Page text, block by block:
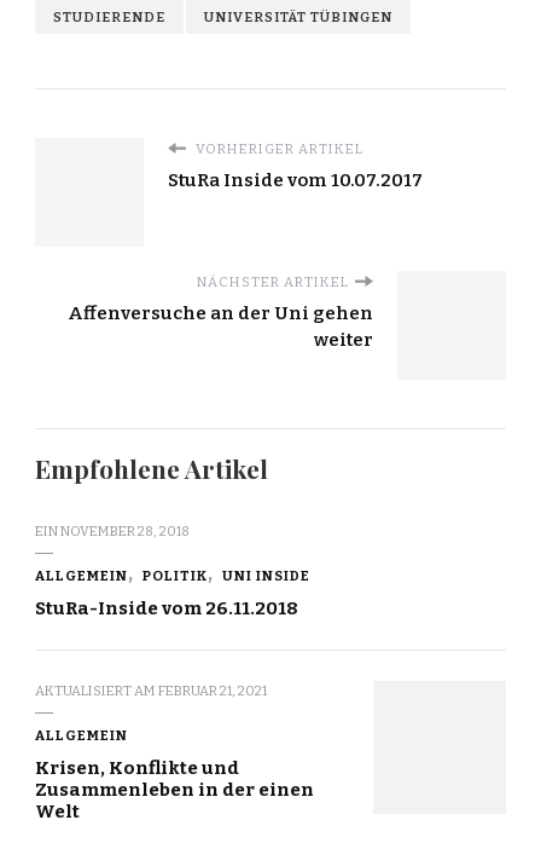
STUDIERENDE UNIVERSITÄT TÜBINGEN
VORHERIGER ARTIKEL
StuRa Inside vom 10.07.2017
NÄCHSTER ARTIKEL
Affenversuche an der Uni gehen
weiter
Empfohlene Artikel
EINNOVEMBER 28, 2018
ALLGEMEIN POLITIK UNI INSIDE
StuRa-Inside vom 26.11.2018
AKTUALISIERT AM FEBRUAR 21, 2021
ALLGEMEIN
Krisen, Konflikte und
Zusammenleben in der einen
Welt